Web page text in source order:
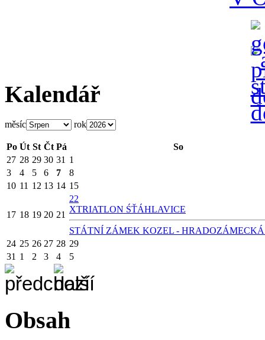
Kalendář
měsíc rok
Po Út St Čt Pá
So
27 28 29 30 31 1
3
4 5 6 7
8
10 11 12 13 14 15
17 18 19 20 21
22
XTRIATLON ŚŤÁHLAVICE
STÁTNÍ ZÁMEK KOZEL -
24 25 26 27 28 29
31 1 2 3 4 5
Obsah